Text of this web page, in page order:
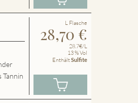
Tannin
L Flasche
28,70 €
28.7€/L
13 % Vol
EnthältSulfite